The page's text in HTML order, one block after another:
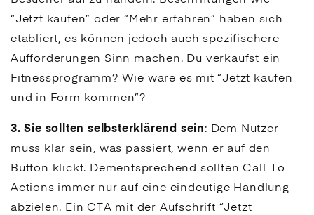
“Jetzt kaufen” oder “Mehr erfahren” haben sich
etabliert, es können jedoch auch spezifischere
Aufforderungen Sinn machen. Du verkaufst ein
Fitnessprogramm? Wie wäre es mit “Jetzt kaufen
und in Form kommen”?
3. Sie sollten selbsterklärend sein: Dem Nutzer
muss klar sein, was passiert, wenn er auf den
Button klickt. Dementsprechend solltenCall-To-
Actions immer nur auf eine eindeutige Handlung
abzielen. EinCTA mit der Aufschrift “Jetzt